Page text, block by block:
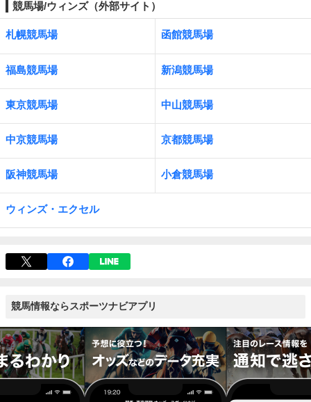
競馬場/ウィンズ（外部サイト）
札幌競馬場 函館競馬場
福島競馬場 新潟競馬場
東京競馬場 中山競馬場
中京競馬場 京都競馬場
阪神競馬場 小倉競馬場
ウィンズ・エクセル
競馬情報ならスポーツナビアプリ